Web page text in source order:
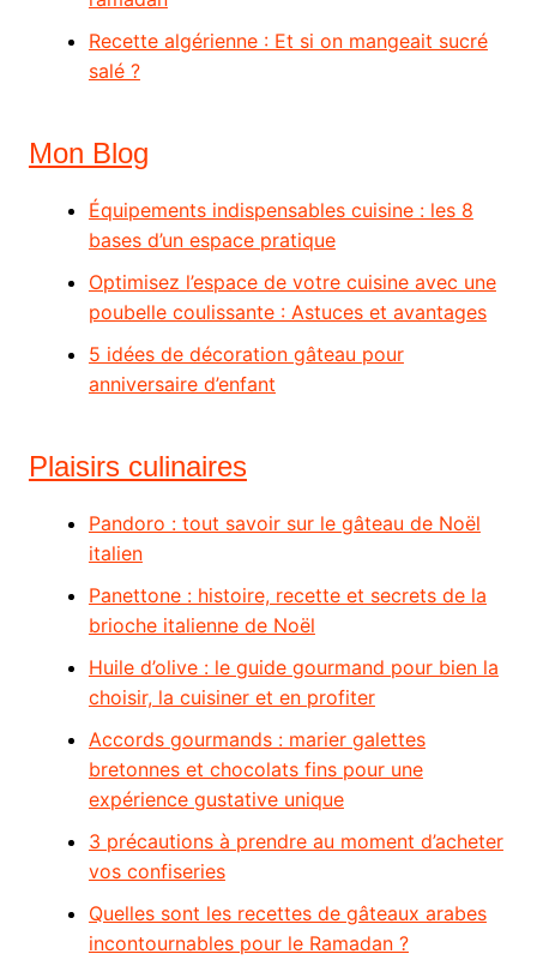
Recette algérienne : Et si on mangeait sucré
salé ?
Mon Blog
Équipements indispensables cuisine : les 8
bases d’un espace pratique
Optimisez l’espace de votre cuisine avec une
poubelle coulissante : Astuces et avantages
5 idées de décoration gâteau pour
anniversaire d’enfant
Plaisirs culinaires
Pandoro : tout savoir sur le gâteau de Noël
italien
Panettone : histoire, recette et secrets de la
brioche italienne de Noël
Huile d’olive : le guide gourmand pour bien la
choisir, la cuisiner et en profiter
Accords gourmands : marier galettes
bretonnes et chocolats fins pour une
expérience gustative unique
3 précautions à prendre au moment d’acheter
vos confiseries
Quelles sont les recettes de gâteaux arabes
incontournables pour le Ramadan ?